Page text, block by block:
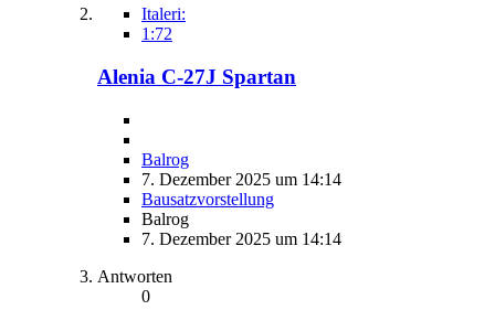
Italeri:
1:72
Alenia C-27J Spartan
Balrog
7. Dezember 2025 um 14:14
Bausatzvorstellung
Balrog
7. Dezember 2025 um 14:14
Antworten
0